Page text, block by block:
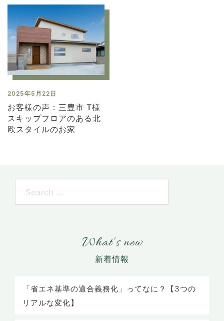
2025年5月22日
お客様の声：三豊市 T様
スキップフロアのある北
欧スタイルのお家
What’s new
「省エネ基準の適合義務化」ってなに？【3つの
リアルな変化】